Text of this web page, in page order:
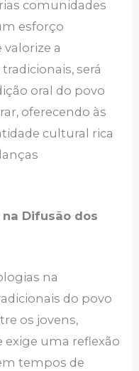
comunidades
esforço
a
será
oral do povo
oferecendo às
cultural rica
Difusão dos
na
do povo
os jovens,
uma reflexão
tempos de